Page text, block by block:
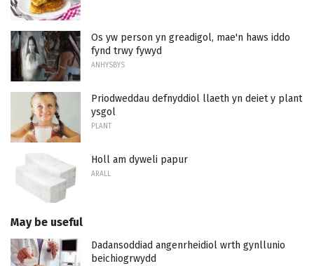
Os yw person yn greadigol, mae'n haws iddo
fynd trwy fywyd
ANHYSBYS
Priodweddau defnyddiol llaeth yn deiet y plant
ysgol
PLANT
Holl am dyweli papur
ARALL
May be useful
Dadansoddiad angenrheidiol wrth gynllunio
beichiogrwydd